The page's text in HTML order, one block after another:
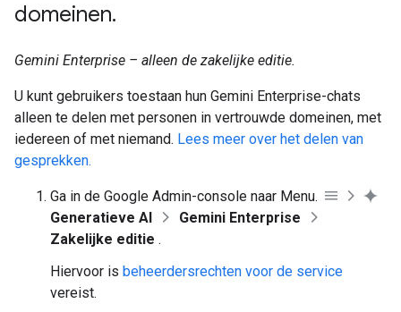
domeinen.
Gemini Enterprise – alleen de zakelijke editie.
U kunt gebruikers toestaan ​​hun Gemini Enterprise-chats
alleen te delen met personen in vertrouwde domeinen, met
iedereen of met niemand. Lees meer over het delen van
gesprekken.
Ga in de Google Admin-console naar Menu.
Generatieve AI
Gemini Enterprise
Zakelijke editie .
Hiervoor is beheerdersrechten voor de service
vereist.